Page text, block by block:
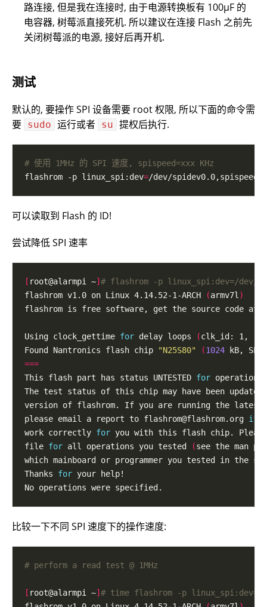
路连接, 但是我在连接时, 由于电源转换板有 100μF 的
电容器, 树莓派直接死机. 所以建议在连接 Flash 之前先
关闭树莓派的电源, 接好后再开机.
测试
默认的, 要操作 SPI 设备需要 root 权限, 所以下面的命令需
要 sudo 运行或者 su 提权后执行.
# 使用 1MHz 的 SPI 速度, spispeed=xxx KHz
flashrom -p linux_spi:dev=/dev/spidev0.0,spispeed
可以读取到 Flash 的 ID!
尝试降低 SPI 速率
[ root@alarmpi ~] # flashrom -p linux_spi:dev=/dev/
flashrom v1.0 on Linux 4.14.52-1-ARCH
(armv7l )
Using clock_gettime for delay loops (clk_id: 1,
Found Nantronics flash chip
"N25S80" (1024 kB, SPI
===
This flash part has status UNTESTED for
please email a report to flashrom@flashrom.org if
work correctly for
file for all operations you tested (see the man
Thanks for
比较一下不同 SPI 速度下的操作速度:
# perform a read test @ 1MHz
[ root@alarmpi ~] # time flashrom -p linux_spi:dev=/